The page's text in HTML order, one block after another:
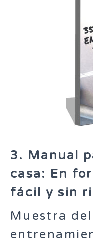
3. Manual
casa: En
fácil y sin
Muestra